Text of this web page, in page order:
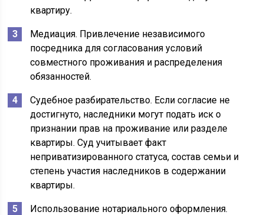
квартиру.
Медиация. Привлечение независимого
посредника для согласования условий
совместного проживания и распределения
обязанностей.
Судебное разбирательство. Если согласие не
достигнуто, наследники могут подать иск о
признании прав на проживание или разделе
квартиры. Суд учитывает факт
неприватизированного статуса, состав семьи и
степень участия наследников в содержании
квартиры.
Использование нотариального оформления.